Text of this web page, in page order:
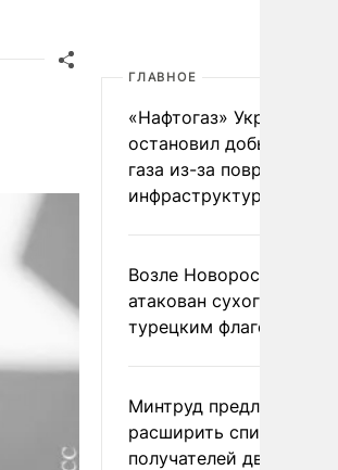
ГЛАВНОЕ
«Нафтогаз» Украины
остановил добычу
газа из-за повреждения
инфраструктуры
Возле Новороссийска
атакован сухогруз под
турецким флагом
Минтруд предложил
расширить список
получателей двух